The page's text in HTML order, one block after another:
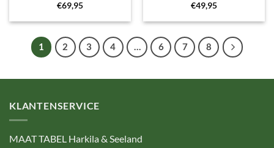
€69,95
€49,95
1 2 3 4 … 6 7 8
KLANTENSERVICE
MAAT TABEL Harkila & Seeland